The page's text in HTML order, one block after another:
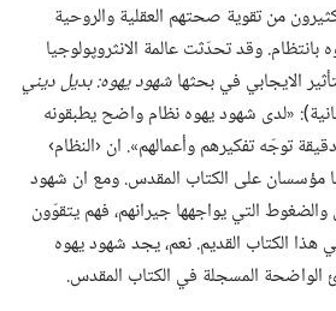
من تقوية صحتهم العقلية والروحية
وقد تحدّثت عالمة الانثروپولوجيا
الايجابي في بحثهاشهود يهوه:‏ بديل ديني
«لدى شهود يهوه نظام واضح يطبقونه
توجّه تفكيرهم وأعمالهم».‏ ان ‹النظام›
هنا مؤسسان على الكتاب المقدس.‏ ومع ان شهود
التي يواجهها جيرانهم،‏ فهم يتقوّون
هذا الكتاب القديم.‏ نعم،‏ يجد شهود يهوه
الواضحة المسجلة في الكتاب المقدس.‏